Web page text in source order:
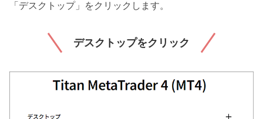
「デスクトップ」をクリックします。
デスクトップをクリック